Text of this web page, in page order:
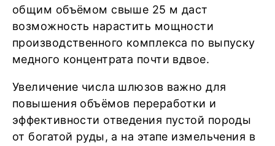
общим объёмом свыше 25 м даст
возможность нарастить мощности
производственного комплекса по выпуску
медного концентрата почти вдвое.
Увеличение числа шлюзов важно для
повышения объёмов переработки и
эффективности отведения пустой породы
от богатой руды, а на этапе измельчения в